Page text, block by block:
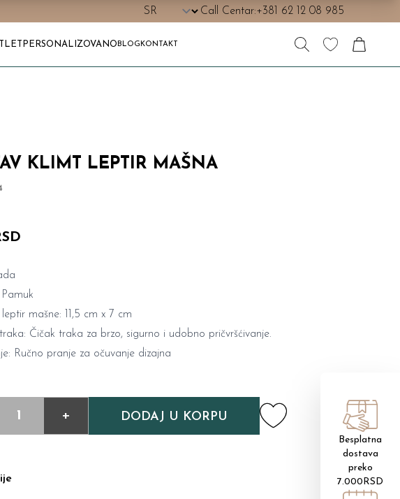
Call Centar:+381 62 12 08 985
PERSONALIZOVANO BLOG KONTAKT
KLIMT LEPTIR MAŠNA
leptir mašne: 11,5 cm x 7 cm
Čičak traka za brzo, sigurno i udobno pričvršćivanje.
Ručno pranje za očuvanje dizajna
+ DODAJ U KORPU
Besplatna
dostava
preko
7.000RSD